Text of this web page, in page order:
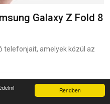
Rendben
Galaxy Z Fold 8
telefonjait, amelyek közül az
új szinten: Bemutatkozik
228C turmixgép